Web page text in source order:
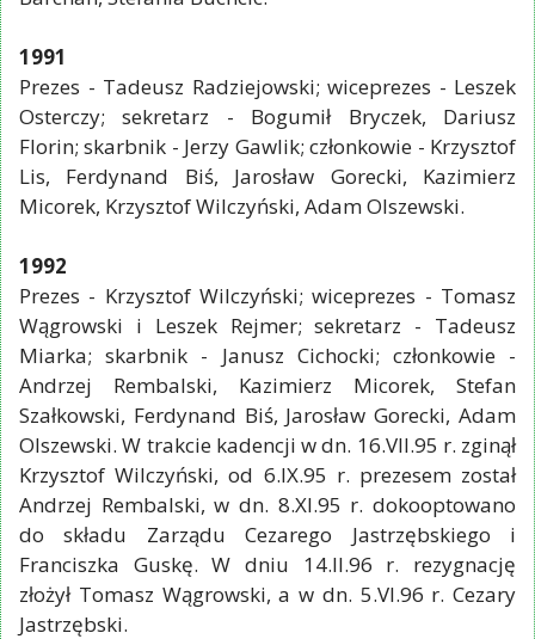
1991
Prezes - Tadeusz Radziejowski; wiceprezes - Leszek
Osterczy; sekretarz - Bogumił Bryczek, Dariusz
Florin; skarbnik - Jerzy Gawlik; członkowie - Krzysztof
Lis, Ferdynand Biś, Jarosław Gorecki, Kazimierz
Micorek, Krzysztof Wilczyński, Adam Olszewski.
1992
Prezes - Krzysztof Wilczyński; wiceprezes - Tomasz
Wągrowski i Leszek Rejmer; sekretarz - Tadeusz
Miarka; skarbnik - Janusz Cichocki; członkowie -
Andrzej Rembalski, Kazimierz Micorek, Stefan
Szałkowski, Ferdynand Biś, Jarosław Gorecki, Adam
Olszewski. W trakcie kadencji w dn. 16.VII.95 r. zginął
Krzysztof Wilczyński, od 6.IX.95 r. prezesem został
Andrzej Rembalski, w dn. 8.XI.95 r. dokooptowano
do składu Zarządu Cezarego Jastrzębskiego i
Franciszka Guskę. W dniu 14.II.96 r. rezygnację
złożył Tomasz Wągrowski, a w dn. 5.VI.96 r. Cezary
Jastrzębski.